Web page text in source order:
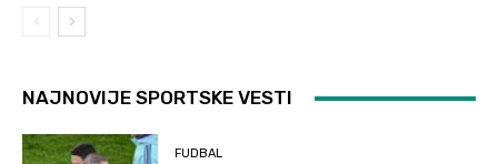
NAJNOVIJE SPORTSKE VESTI
FUDBAL